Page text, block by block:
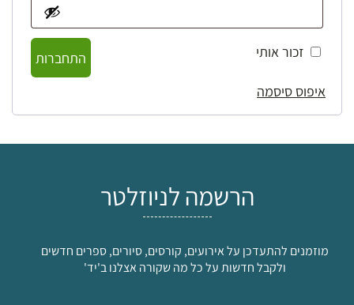
זכור אותי
התחברות
איפוס סיסמה
הרשמה לניוזלטר
מוזמנים להתעדכן על אירועים, קורסים, סיורים, ספרים חדשים
ולקבל חדשות על כל מה שקורה אצלנו ב'יד'